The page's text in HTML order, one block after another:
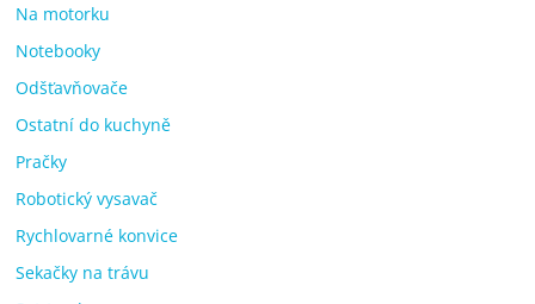
Na motorku
Notebooky
Odšťavňovače
Ostatní do kuchyně
Pračky
Robotický vysavač
Rychlovarné konvice
Sekačky na trávu